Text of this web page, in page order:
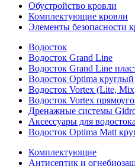
Обустройство кровли
Комплектующие кровли
Элементы безопасности
Водосток
Водосток Grand Line
Водосток Grand Line
Водосток Optima круглый
Водосток Vortex (Lite,
Водосток Vortex
Дренажные системы
Аксессуары для водостока
Водосток Optima Matt
Комплектующие
Антисептик и